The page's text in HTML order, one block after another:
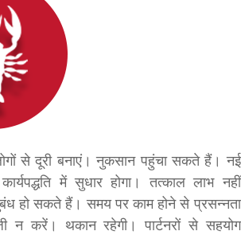
से दूरी बनाएं। नुकसान पहुंचा सकते हैं। नई
में सुधार होगा। तत्काल लाभ नहीं
हो सकते हैं। समय पर काम होने से प्रसन्नता
न करें। थकान रहेगी। पार्टनरों से सहयोग